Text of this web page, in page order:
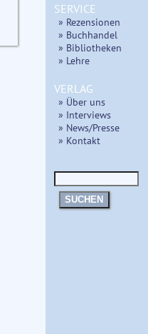
SERVICE
» Rezensionen
» Buchhandel
» Bibliotheken
» Lehre
VERLAG
» Über uns
» Interviews
» News/Presse
» Kontakt
SUCHEN